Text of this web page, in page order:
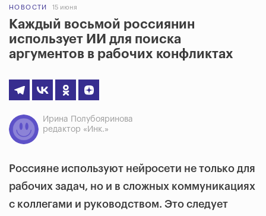
НОВОСТИ 15 июня
Каждый восьмой россиянин
использует ИИ для поиска
аргументов в рабочих конфликтах
Ирина Полубояринова
редактор «Инк.»
Россияне используют нейросети не только для
рабочих задач, но и в сложных коммуникациях
с коллегами и руководством. Это следует